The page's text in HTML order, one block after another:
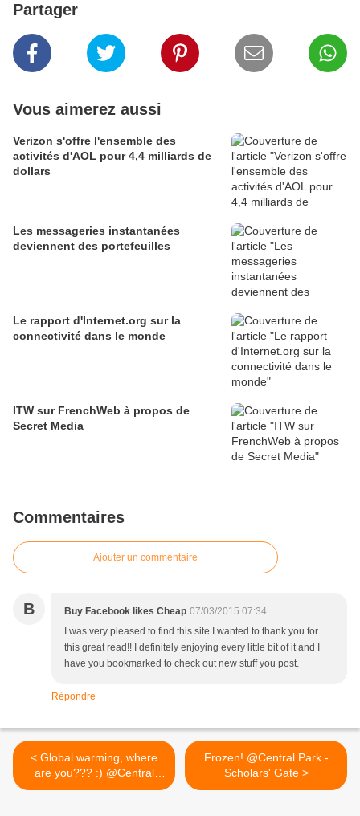
Partager
Vous aimerez aussi
Verizon s'offre l'ensemble des
activités d'AOL pour 4,4 milliards de
dollars
Les messageries instantanées
deviennent des portefeuilles
Le rapport d'Internet.org sur la
connectivité dans le monde
ITW sur FrenchWeb à propos de
Secret Media
Commentaires
Ajouter un commentaire
B Buy Facebook likes Cheap 07/03/2015 07:34
I was very pleased to find this site.I wanted to thank you for
this great read!! I definitely enjoying every little bit of it and I
have you bookmarked to check out new stuff you post.
Répondre
< Global warming, where
are you??? :) @Central
Park - Woodman's Gate
Frozen! @Central Park -
Scholars' Gate >